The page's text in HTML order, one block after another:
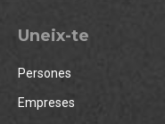
Uneix-te
Persones
Empreses